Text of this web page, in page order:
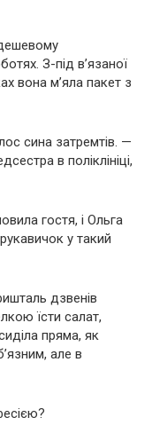
З-під в’язаної
вона м’яла пакет з
сина затремтів. —
в поліклініці,
гостя, і Ольга
у такий
дзвенів
їсти салат,
пряма, як
але в